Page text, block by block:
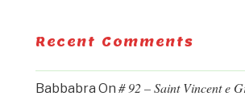
Recent Comments
Babbabra On # 92 – Saint Vincent e